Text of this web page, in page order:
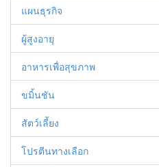
แผนธุรกิจ
ผู้สูงอายุ
อาหารเพื่อสุขภาพ
ขมิ้นชัน
สัตว์เลี้ยง
โปรตีนทางเลือก